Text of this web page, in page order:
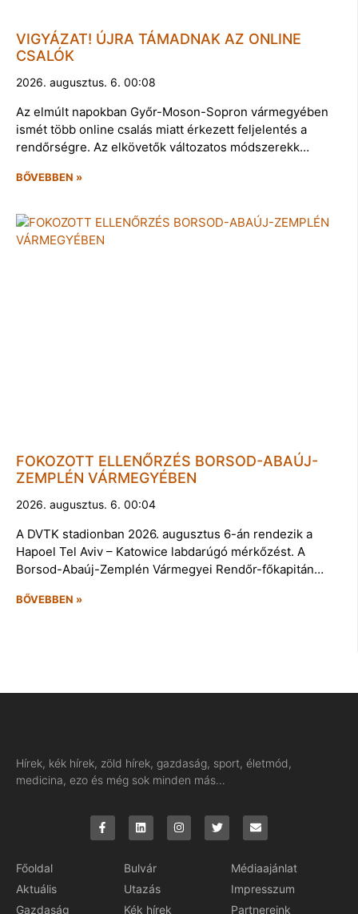
VIGYÁZAT! ÚJRA TÁMADNAK AZ ONLINE
CSALÓK
2026. augusztus. 6. 00:08
Az elmúlt napokban Győr-Moson-Sopron vármegyében
ismét több online csalás miatt érkezett feljelentés a
rendőrségre. Az elkövetők változatos módszerekk…
BŐVEBBEN »
FOKOZOTT ELLENŐRZÉS BORSOD-ABAÚJ-
ZEMPLÉN VÁRMEGYÉBEN
2026. augusztus. 6. 00:04
A DVTK stadionban 2026. augusztus 6-án rendezik a
Hapoel Tel Aviv – Katowice labdarúgó mérkőzést. A
Borsod-Abaúj-Zemplén Vármegyei Rendőr-főkapitán…
BŐVEBBEN »
Hírek, kék hírek, zöld hírek, gazdaság, sport, életmód,
medicina, ezo és még sok minden más…
Főoldal
Aktuális
Gazdaság
Bulvár
Utazás
Kék hírek
Médiaajánlat
Impresszum
Partnereink